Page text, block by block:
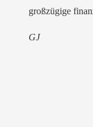
großzügige
GJ